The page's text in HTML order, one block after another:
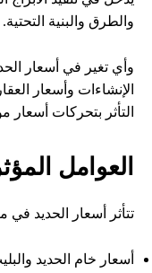
والطرق والبنية التحتية.
وأي تغير في أسعار
الإنشاءات وأسعار
التأثر بتحركات أسعار
العوامل
تتأثر أسعار الحديد
أسعار خام الحديد